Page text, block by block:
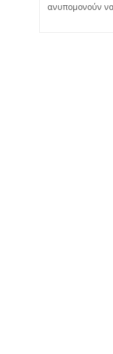
ανυπομονούν